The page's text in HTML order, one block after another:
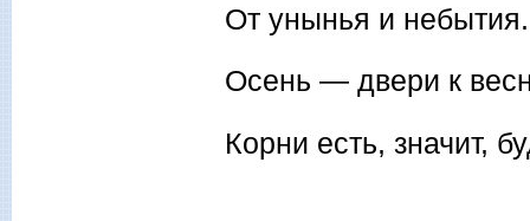
От унынья и небытия.
Осень — двери к
Корни есть, значит,